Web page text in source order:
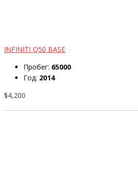
INFINITI Q50 BASE
Пробег: 65000
Год: 2014
$4,200